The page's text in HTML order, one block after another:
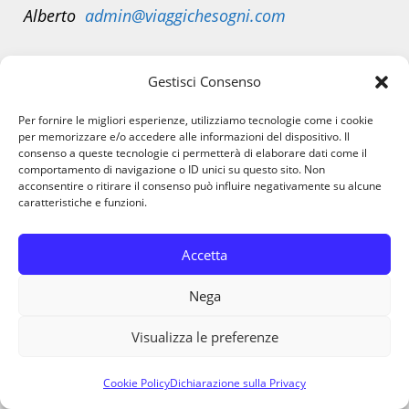
Gestisci Consenso
Per fornire le migliori esperienze, utilizziamo tecnologie come i cookie
per memorizzare e/o accedere alle informazioni del dispositivo. Il
consenso a queste tecnologie ci permetterà di elaborare dati come il
comportamento di navigazione o ID unici su questo sito. Non
acconsentire o ritirare il consenso può influire negativamente su alcune
caratteristiche e funzioni.
Accetta
Nega
Visualizza le preferenze
Cookie PolicyDichiarazione sulla Privacy
Albertoadmin@viaggichesogni.com
ViaggiCheSogni partecipa a programmi di
affiliazione.
Alcuni link presenti sul sito possono generare